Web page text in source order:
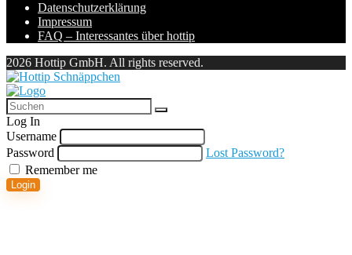
Datenschutzerklärung
Impressum
FAQ – Interessantes über hottip
2026 Hottip GmbH. All rights reserved.
Log In
Username
Password
Lost Password?
Remember me
Login